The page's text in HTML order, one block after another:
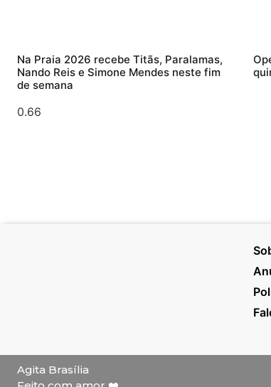
Na Praia 2026 recebe Titãs, Paralamas,
Nando Reis e Simone Mendes neste fim
de semana
Agita Brasília